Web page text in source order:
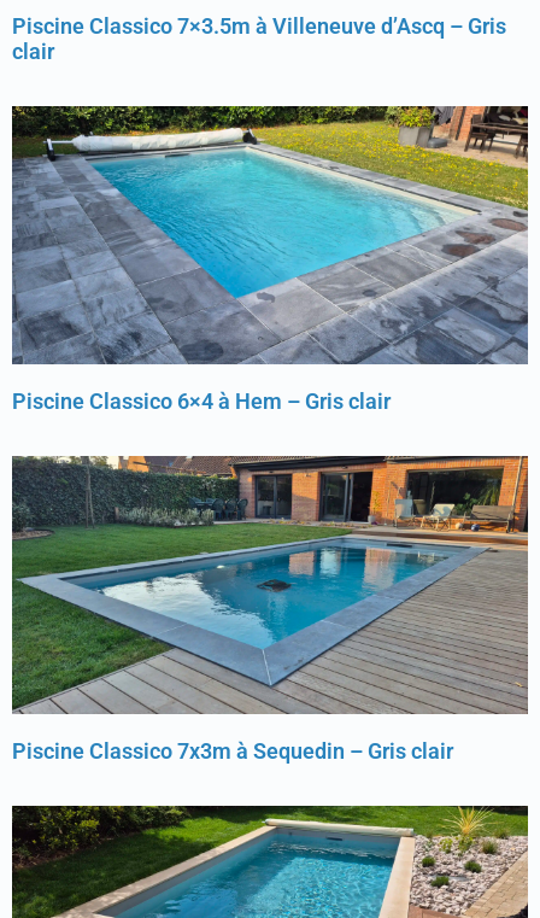
Piscine Classico 7×3.5m à Villeneuve d’Ascq – Gris
clair
Piscine Classico 6×4 à Hem – Gris clair
Piscine Classico 7x3m à Sequedin – Gris clair